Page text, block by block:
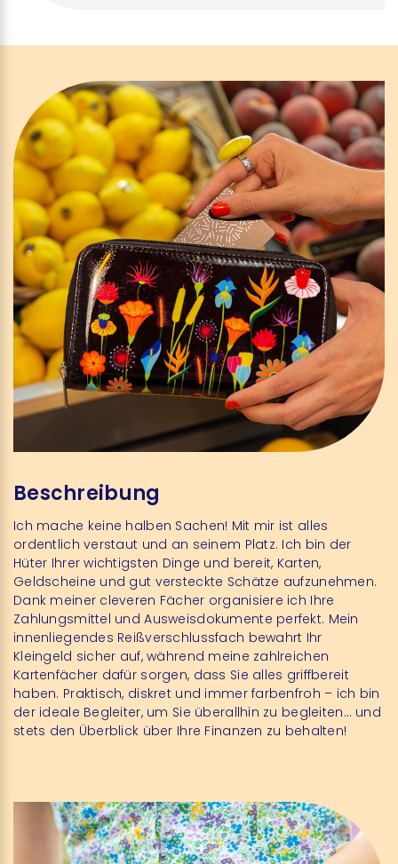
Beschreibung
Ich mache keine halben Sachen! Mit mir ist alles
ordentlich verstaut und an seinem Platz. Ich bin der
Hüter Ihrer wichtigsten Dinge und bereit, Karten,
Geldscheine und gut versteckte Schätze aufzunehmen.
Dank meiner cleveren Fächer organisiere ich Ihre
Zahlungsmittel und Ausweisdokumente perfekt. Mein
innenliegendes Reißverschlussfach bewahrt Ihr
Kleingeld sicher auf, während meine zahlreichen
Kartenfächer dafür sorgen, dass Sie alles griffbereit
haben. Praktisch, diskret und immer farbenfroh – ich bin
der ideale Begleiter, um Sie überallhin zu begleiten… und
stets den Überblick über Ihre Finanzen zu behalten!